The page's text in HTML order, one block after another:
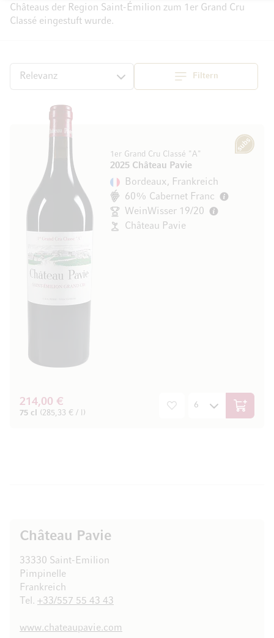
Châteaus der Region Saint-Émilion zum 1er Grand Cru
Classé eingestuft wurde.
Filtern
SortierenTop
1er Grand Cru Classé "A"
2025 Château Pavie
Subscription
Bordeaux, Frankreich
60% Cabernet Franc
WeinWisser 19/20
Château Pavie
214,00 €
75 cl (285,33 € / l) In den
Château Pavie
33330 Saint-Emilion
Pimpinelle
Frankreich
Tel. +33/557 55 43 43
www.chateaupavie.com